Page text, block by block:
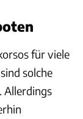
für viele
solche
Allerdings